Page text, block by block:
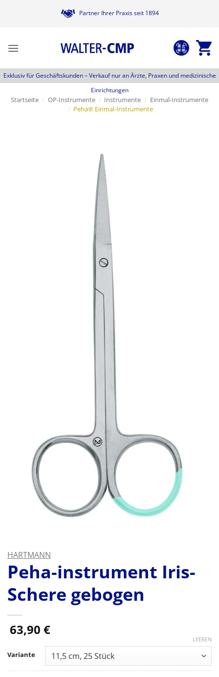
Partner Ihrer Praxis seit 1894
Exklusiv für Geschäftskunden –Verkauf nur an Ärzte, Praxen und medizinische
Einrichtungen
Startseite / OP-Instrumente / Instrumente / Einmal-Instrumente
/ Peha® Einmal-Instrumente
HARTMANN
Peha-instrument Iris-
Schere gebogen
63,90 €
Variante
LEEREN